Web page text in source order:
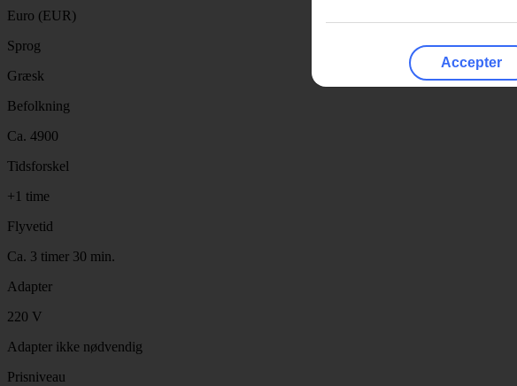
Euro (EUR)
Sprog
Græsk
Befolkning
Ca. 4900
Tidsforskel
+1 time
Flyvetid
Ca. 3 timer 30 min.
Adapter
220 V
Adapter ikke nødvendig
Prisniveau
Accepter